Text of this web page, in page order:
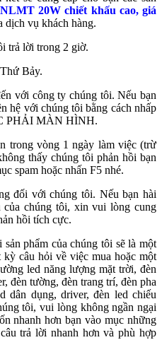
20W chiết khấu cao, giá
dịch vụ khách hàng.
trả lời trong 2 giờ.
Bảy.
với công ty chúng tôi. Nếu bạn
hệ với chúng tôi bằng cách nhấp
PHẢI MÀN HÌNH.
trong vòng 1 ngày làm việc (trừ
thấy chúng tôi phản hồi bạn
spam hoặc nhấn F5 nhé.
đối với chúng tôi. Nếu bạn hài
chúng tôi, xin vui lòng cung
hồi tích cực.
phẩm của chúng tôi sẽ là một
câu hỏi về việc mua hoặc một
led năng lượng mặt trời, đèn
đèn tường, đèn trang trí, đèn pha
dân dụng, driver, đèn led chiếu
tôi, vui lòng không ngần ngại
nhanh hơn bạn vào mục những
trả lời nhanh hơn và phù hợp